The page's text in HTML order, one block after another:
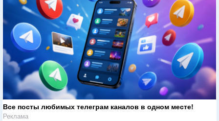
Все посты любимых телеграм каналов в одном месте!
Реклама